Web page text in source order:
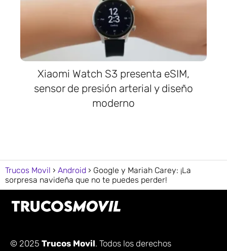
Xiaomi Watch S3 presenta eSIM,
sensor de presión arterial y diseño
moderno
Trucos Movil Android
Google y Mariah Carey: ¡La
sorpresa navideña que no te puedes perder!
© 2025 Trucos Movil. Todos los derechos